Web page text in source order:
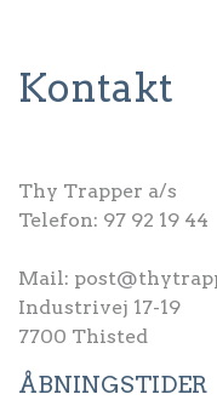
Kontakt
Thy Trapper a/s
Telefon: 97 92 19 44
Mail:
Industrivej 17-19
7700 Thisted
ÅBNINGSTIDER